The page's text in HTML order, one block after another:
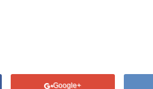
Google+